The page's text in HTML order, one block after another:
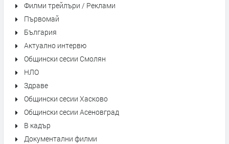
Филми трейлъри / Реклами
Първомай
България
Актуално интервю
Общински сесии Смолян
НЛО
Здраве
Общински сесии Хасково
Общински сесии Асеновград
В кадър
Документални филми